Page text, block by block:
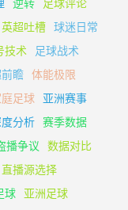
逆转
足球评论
英超吐槽
球迷日常
技术
足球战术
瞻
体能极限
庭足球
亚洲赛事
分析
赛季数据
播争议
数据对比
直播源选择
球
亚洲足球